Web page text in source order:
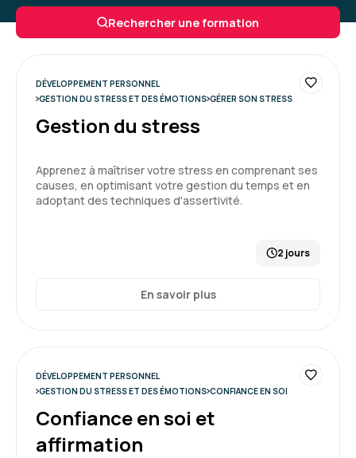
5
Belle expérience, première fois que j'ai une
formation avec Aelion, très contente d'avoir pu
La formatrice est top.
Le 05/12/2025
Une formation riche et très intéressante
Ergonomie du site "espace apprenant" facile,
clair et fluide (émargement, documents,
supports)
Formation : Confiance en soi et affirmation
Rechercher une formation
DÉVELOPPEMENT PERSONNEL
GESTION DU STRESS ET DES ÉMOTIONS GÉRER SON STRESS
Gestion du stress
Apprenez à maîtriser votre stress en comprenant ses
causes, en optimisant votre gestion du temps et en
adoptant des techniques d'assertivité.
2 jours
En savoir plus
DÉVELOPPEMENT PERSONNEL
GESTION DU STRESS ET DES ÉMOTIONS CONFIANCE EN SOI
Confiance en soi et
affirmation